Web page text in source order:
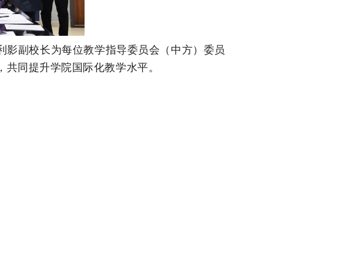
副校长为每位教学指导委员会（中方）委员
同提升学院国际化教学水平。